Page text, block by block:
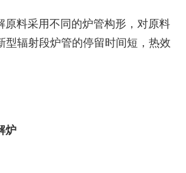
原料采用不同的炉管构形，对原料
型辐射段炉管的停留时间短，热效
炉